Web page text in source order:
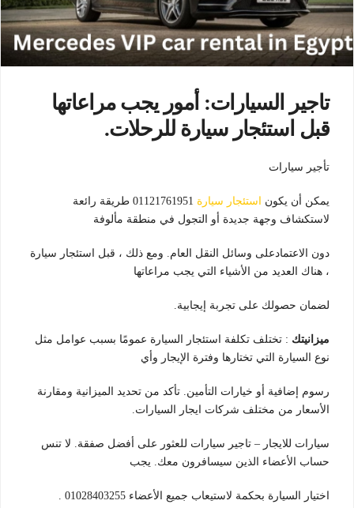
تاجير السيارات: أمور يجب مراعاتها
قبل استئجار سيارة للرحلات.
تأجير سيارات
يمكن أن يكون استئجار سيارة
01121761951 طريقة رائعة
لاستكشاف وجهة جديدة أو التجول في منطقة مألوفة
دون الاعتمادعلى وسائل النقل العام. ومع ذلك ، قبل استئجار سيارة
، هناك العديد من الأشياء التي يجب مراعاتها
لضمان حصولك على تجربة إيجابية.
ميزانيتك : تختلف تكلفة استئجار السيارة عمومًا بسبب عوامل مثل
نوع السيارة التي تختارها وفترة الإيجار وأي
رسوم إضافية أو خيارات التأمين. تأكد من تحديد الميزانية ومقارنة
الأسعار من مختلف شركات ايجار السيارات.
سيارات للايجار – تاجير سيارات للعثور على أفضل صفقة. لا تنس
حساب الأعضاء الذين سيسافرون معك. يجب
اختيار السيارة بحكمة لاستيعاب جميع الأعضاء 01028403255 .